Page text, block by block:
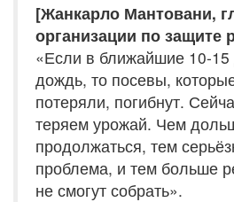
[Жанкарло Мантовани,
организации по защите
«Если в ближайшие 10-15
дождь, то посевы,
потеряли, погибнут.
теряем урожай. Чем
продолжаться, тем
проблема, и тем больше
не смогут собрать».